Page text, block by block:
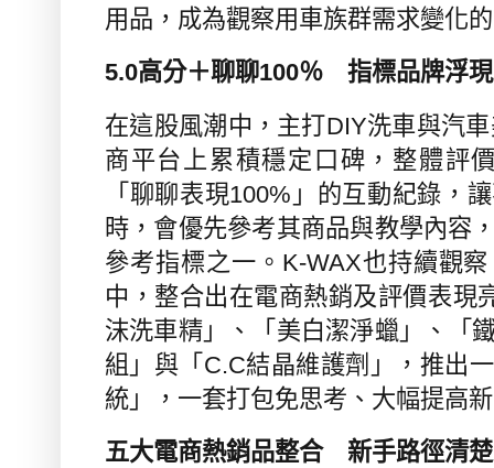
用品，成為觀察用車族群需求變化
5.0高分＋聊聊100％ 指標品牌浮現
在這股風潮中，主打DIY洗車與汽
商平台上累積穩定口碑，整體評
「聊聊表現100% 」的互動紀錄，
時，會優先參考其商品與教學內容
參考指標之一。 K-WAX也持續觀
中，整合出在電商熱銷及評價表現
沫洗車精」、「美白潔淨蠟」、「
組」與「 C.C結晶維護劑」，推出
統」，一套打包免思考、大幅提高
五大電商熱銷品整合 新手路徑清